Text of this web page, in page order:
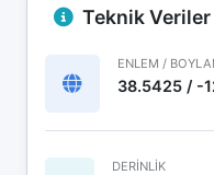
Teknik Veriler
ENLEM /
38.5425 / -
DERINLIK